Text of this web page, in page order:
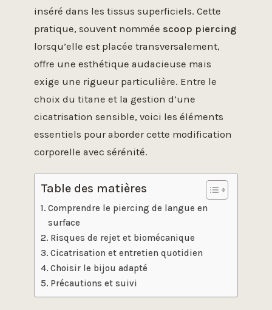
inséré dans les tissus superficiels. Cette
pratique, souvent nommée scoop piercing
lorsqu’elle est placée transversalement,
offre une esthétique audacieuse mais
exige une rigueur particulière. Entre le
choix du titane et la gestion d’une
cicatrisation sensible, voici les éléments
essentiels pour aborder cette modification
corporelle avec sérénité.
Table des matières
Comprendre le piercing de langue en
surface
Risques de rejet et biomécanique
Cicatrisation et entretien quotidien
Choisir le bijou adapté
Précautions et suivi